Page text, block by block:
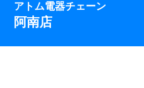
アトム電器チェーン
阿南店